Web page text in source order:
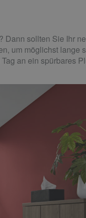
Dann sollten Sie Ihr
um möglichst lange
an ein spürbares